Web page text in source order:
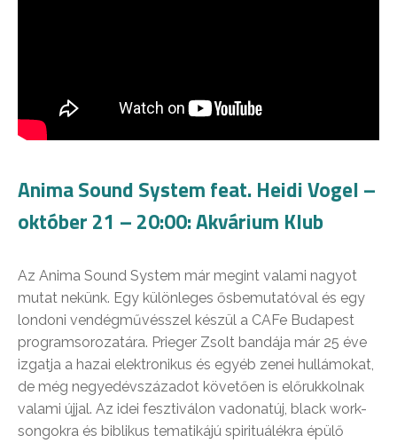
Anima Sound System feat. Heidi Vogel –
október 21 – 20:00: Akvárium Klub
Az Anima Sound System már megint valami nagyot
mutat nekünk. Egy különleges ősbemutatóval és egy
londoni vendégművésszel készül a CAFe Budapest
programsorozatára. Prieger Zsolt bandája már 25 éve
izgatja a hazai elektronikus és egyéb zenei hullámokat,
de még negyedévszázadot követően is előrukkolnak
valami újjal. Az idei fesztiválon vadonatúj, black work-
songokra és biblikus tematikájú spirituálékra épülő